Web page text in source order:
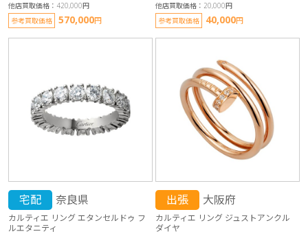
他店買取価格：420,000円
参考買取価格
570,000円
他店買取価格：20,000円
参考買取価格
40,000円
宅配 奈良県
カルティエ リング エタンセルドゥ フ
ルエタニティ
出張 大阪府
カルティエ リング ジュストアンクル
ダイヤ